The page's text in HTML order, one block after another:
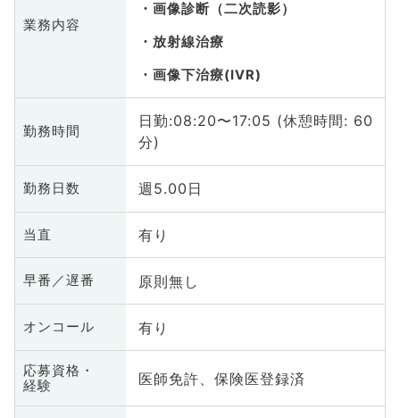
業務内容
画像診断（二次読影）
放射線治療
画像下治療(IVR)
勤務時間
日勤:08:20〜17:05 (休憩時間: 60
分)
勤務日数 週5.00日
当直 有り
早番／遅番 原則無し
オンコール 有り
応募資格・
経験
医師免許、保険医登録済